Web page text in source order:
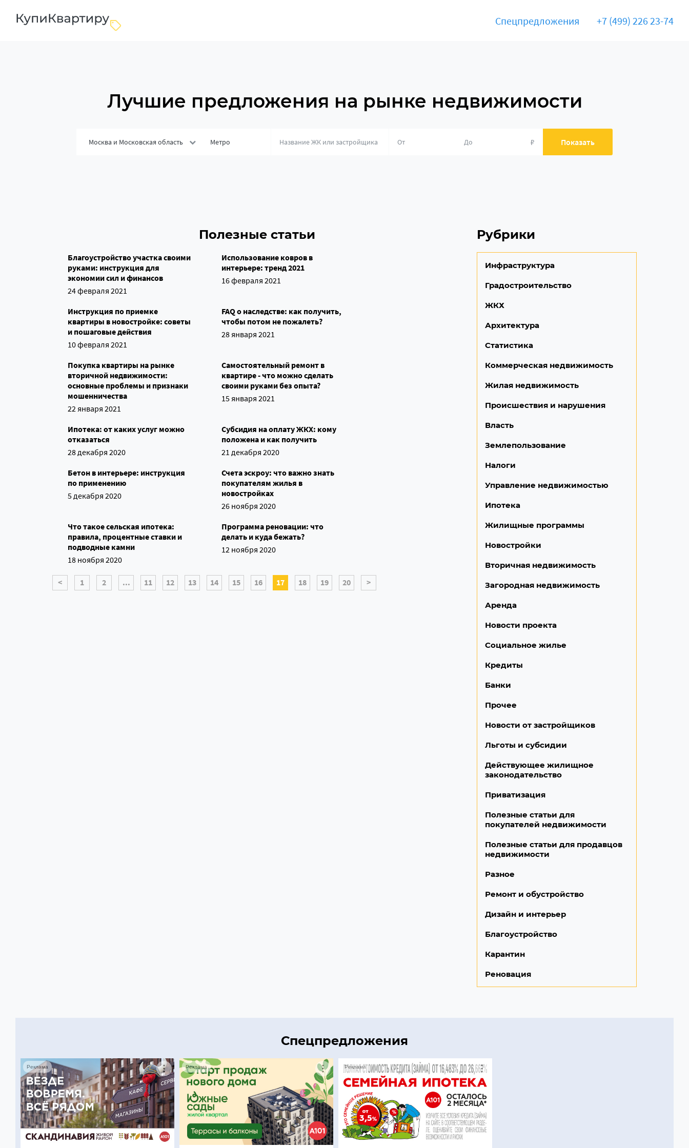
Спецпредложения +7 (499) 226 23-74
Лучшие предложения на рынке недвижимости
Москва и Московская область Метро ₽ Показать
Полезные статьи
Благоустройство участка своими
руками: инструкция для
экономии сил и финансов
24 февраля 2021
Использование ковров в
интерьере: тренд 2021
16 февраля 2021
Инструкция по приемке
квартиры в новостройке: советы
и пошаговые действия
10 февраля 2021
FAQ о наследстве: как получить,
чтобы потом не пожалеть?
28 января 2021
Покупка квартиры на рынке
вторичной недвижимости:
основные проблемы и признаки
мошенничества
22 января 2021
Самостоятельный ремонт в
квартире - что можно сделать
своими руками без опыта?
15 января 2021
Ипотека: от каких услуг можно
отказаться
28 декабря 2020
Субсидия на оплату ЖКХ: кому
положена и как получить
21 декабря 2020
Бетон в интерьере: инструкция
по применению
5 декабря 2020
Счета эскроу: что важно знать
покупателям жилья в
новостройках
26 ноября 2020
Что такое сельская ипотека:
правила, процентные ставки и
подводные камни
18 ноября 2020
Программа реновации: что
делать и куда бежать?
12 ноября 2020
< 1 2 ... 11 12 13 14 15 16 17 18 19 20 >
Рубрики
Инфраструктура
Градостроительство
ЖКХ
Архитектура
Статистика
Коммерческая недвижимость
Жилая недвижимость
Происшествия и нарушения
Власть
Землепользование
Налоги
Управление недвижимостью
Ипотека
Жилищные программы
Новостройки
Вторичная недвижимость
Загородная недвижимость
Аренда
Новости проекта
Социальное жилье
Кредиты
Банки
Прочее
Новости от застройщиков
Льготы и субсидии
Действующее жилищное
законодательство
Приватизация
Полезные статьи для
покупателей недвижимости
Полезные статьи для продавцов
недвижимости
Разное
Ремонт и обустройство
Дизайн и интерьер
Благоустройство
Карантин
Реновация
Спецпредложения
Реклама Реклама Реклама